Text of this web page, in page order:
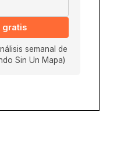
gratis
semanal de
Sin Un Mapa)